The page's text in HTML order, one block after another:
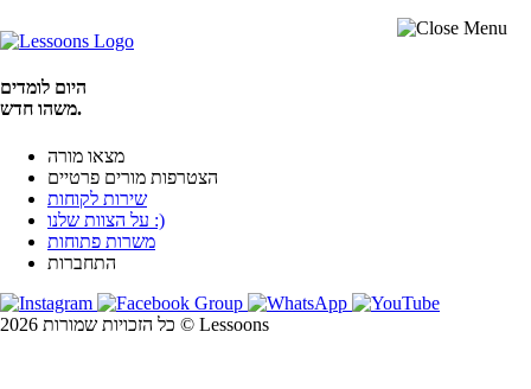
היום לומדים
משהו חדש.
מצאו מורה
הצטרפות מורים פרטיים
שירות לקוחות
על הצוות שלנו :)
משרות פתוחות
התחברות
כל הזכויות שמורות 2026 © Lessoons